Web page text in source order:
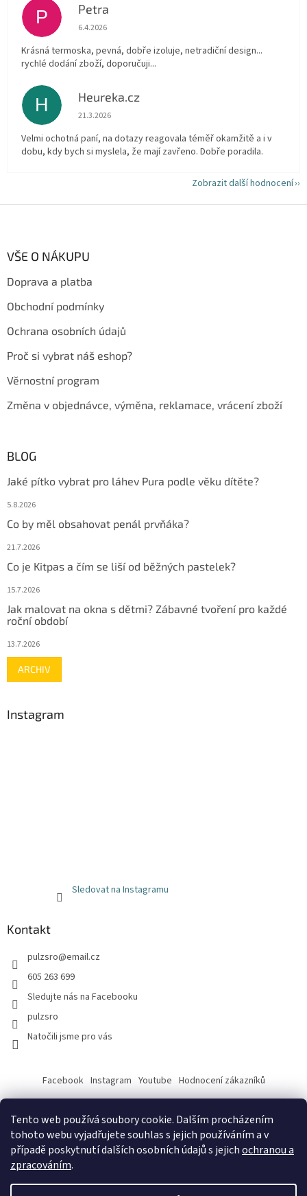
Tento web používá soubory cookie. Dalším procházením
tohoto webu vyjadřujete souhlas s jejich používáním a v
případě poskytnutí dalších osobních údajů s jejichochranou a
zpracováním.
P Petra
Hodnocení obchodu je 5 z 5 hvězdiček.
6.4.2026
Krásná termoska, pevná, dobře izoluje, netradiční design...
rychlé dodání zboží, doporučuji...
H Heureka.cz
Hodnocení obchodu je 5 z 5 hvězdiček.
21.3.2026
Velmi ochotná paní, na dotazy reagovala téměř okamžitě a i v
dobu, kdy bych si myslela, že mají zavřeno. Dobře poradila.
Zobrazit další hodnocení
VŠE O NÁKUPU
Doprava a platba
Obchodní podmínky
Ochrana osobních údajů
Proč si vybrat náš eshop?
Věrnostní program
Změna v objednávce, výměna, reklamace, vrácení zboží
BLOG
Jaké pítko vybrat pro láhev Pura podle věku dítěte?
5.8.2026
Co by měl obsahovat penál prvňáka?
21.7.2026
Co je Kitpas a čím se liší od běžných pastelek?
15.7.2026
Jak malovat na okna s dětmi? Zábavné tvoření pro každé
roční období
13.7.2026
ARCHIV
Instagram
Sledovat na Instagramu
Kontakt
pulzsro@email.cz
605 263 699
Sledujte nás na Facebooku
pulzsro
Natočili jsme pro vás
Facebook Instagram Youtube Hodnocení zákazníků